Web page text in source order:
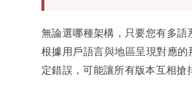
無論選哪種架構，只要您有多語
根據用戶語言與地區呈現對應
定錯誤，可能讓所有版本互相搶